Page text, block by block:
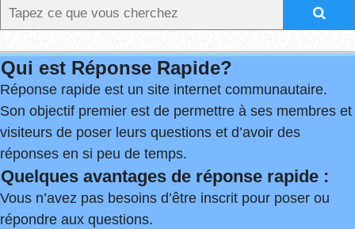
Qui est Réponse Rapide?
Réponse rapide est un site internet communautaire.
Son objectif premier est de permettre à ses membres et
visiteurs de poser leurs questions et d’avoir des
réponses en si peu de temps.
Quelques avantages de réponse rapide :
Vous n’avez pas besoins d’être inscrit pour poser ou
répondre aux questions.